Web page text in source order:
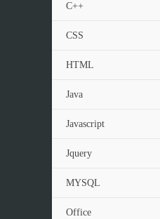
C++
CSS
HTML
Java
Javascript
Jquery
MYSQL
Office